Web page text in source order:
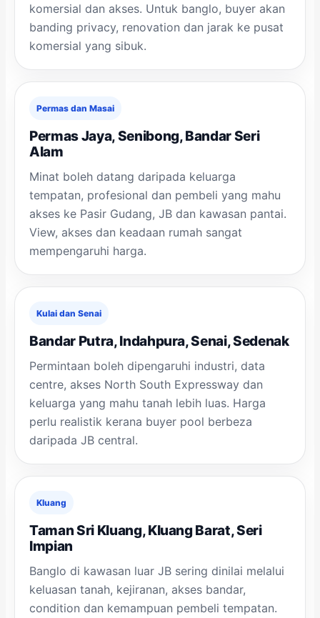
komersial dan akses. Untuk banglo, buyer akan
banding privacy, renovation dan jarak ke pusat
komersial yang sibuk.
Permas dan Masai
Permas Jaya, Senibong, Bandar Seri
Alam
Minat boleh datang daripada keluarga
tempatan, profesional dan pembeli yang mahu
akses ke Pasir Gudang, JB dan kawasan pantai.
View, akses dan keadaan rumah sangat
mempengaruhi harga.
Kulai dan Senai
Bandar Putra, Indahpura, Senai, Sedenak
Permintaan boleh dipengaruhi industri, data
centre, akses North South Expressway dan
keluarga yang mahu tanah lebih luas. Harga
perlu realistik kerana buyer pool berbeza
daripada JB central.
Kluang
Taman Sri Kluang, Kluang Barat, Seri
Impian
Banglo di kawasan luar JB sering dinilai melalui
keluasan tanah, kejiranan, akses bandar,
condition dan kemampuan pembeli tempatan.